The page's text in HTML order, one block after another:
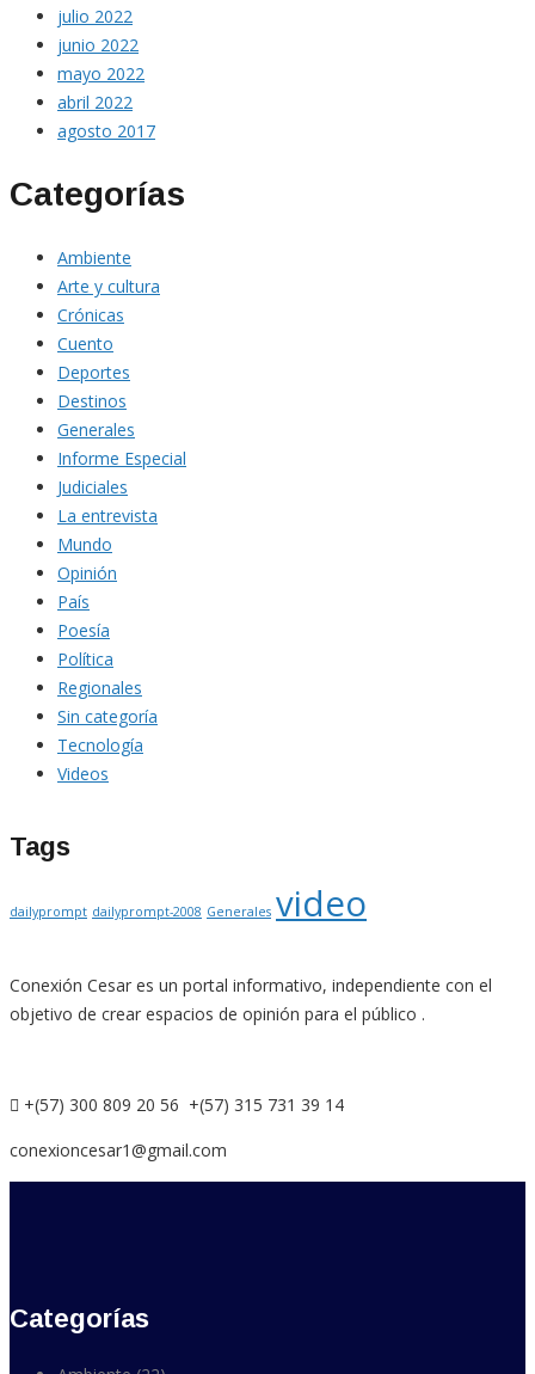
julio 2022
junio 2022
mayo 2022
abril 2022
agosto 2017
Categorías
Ambiente
Arte y cultura
Crónicas
Cuento
Deportes
Destinos
Generales
Informe Especial
Judiciales
La entrevista
Mundo
Opinión
País
Poesía
Política
Regionales
Sin categoría
Tecnología
Videos
Tags
dailyprompt dailyprompt-2008 Generales video
Conexión Cesar es un portal informativo, independiente con el
objetivo de crear espacios de opinión para el público .
+(57) 300 809 20 56 +(57) 315 731 39 14
conexioncesar1@gmail.com
Categorías